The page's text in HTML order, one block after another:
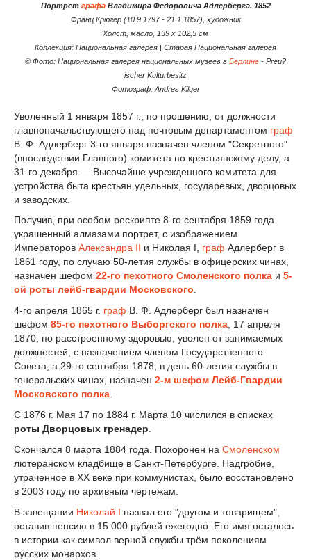
Портрет графаВладимира Федоровича Адлерберга. 1852
Франц Крюгер (10.9.1797 - 21.1.1857), художник
Холст, масло, 139 x 102,5 см
Коллекция: Национальная галерея | Старая Национальная галерея
© Фото: Национальная галерея национальных музеев в Берлине - Preu?
ischer Kulturbesitz
Фотограф: Andres Kilger
Уволенный 1 января 1857 г., по прошению, от должности
главноначальствующего над почтовым департаментом граф
В. Ф. Адлерберг 3-го января назначен членом "Секретного"
(впоследствии Главного) комитета по крестьянскому делу, а
31-го декабря — Высочайше учрежденного комитета для
устройства быта крестьян удельных, государевых, дворцовых
и заводских.
Получив, при особом рескрипте 8-го сентября 1859 года
украшенный алмазами портрет, с изображением
Императоров Александра II и Николая I, граф Адлерберг в
1861 году, по случаю 50-летия службы в офицерских чинах,
назначен шефом 22-го пехотного Смоленского полка и 5-
ой роты лейб-гвардии Московского.
4-го апреля 1865 г. граф В. Ф. Адлерберг был назначен
шефом 85-го пехотного Выборгского полка , 17 апреля
1870, по расстроенному здоровью, уволен от занимаемых
должностей, с назначением членом Государственного
Совета, а 29-го сентября 1878, в день 60-летия службы в
генеральских чинах, назначен 2-м шефом Лейб-Гвардии
Московского полка
С 1876 г. Мая 17 по 1884 г. Марта 10 числился в списках
роты Дворцовых гренадер
Скончался 8 марта 1884 года. Похоронен на Смоленском
лютеранском кладбище в Санкт-Петербурге. Надгробие,
утраченное в XX веке при коммунистах, было восстановлено
в 2003 году по архивным чертежам.
В завещании Николай I назвал его "другом и товарищем",
оставив пенсию в 15 000 рублей ежегодно. Его имя осталось
в истории как символ верной службы трём поколениям
русских монархов.